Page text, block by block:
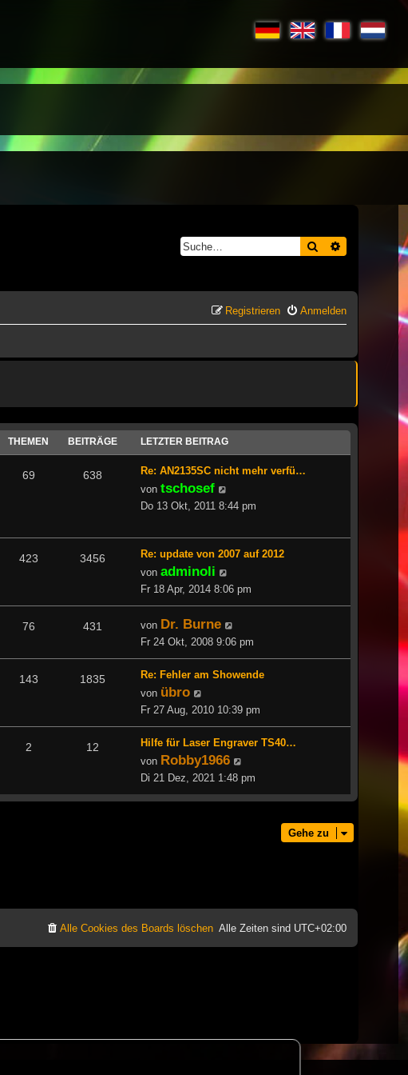
Suche Erweiterte
Anmelden
Registrieren
THEMEN BEITRÄGE LETZTER BEITRAG
69 638
Re: AN2135SC nicht mehr verfü…
von tschosef
Beitrag
Do 13 Okt, 2011 8:44 pm
423 3456
Re: update von 2007 auf 2012
von adminoli
Beitrag
Fr 18 Apr, 2014 8:06 pm
76 431 von Dr. Burne
Beitrag
Fr 24 Okt, 2008 9:06 pm
143 1835
Re: Fehler am Showende
von übro
Beitrag
Fr 27 Aug, 2010 10:39 pm
2 12
Hilfe für Laser Engraver TS40…
von Robby1966
Beitrag
Di 21 Dez, 2021 1:48 pm
Gehe zu
Alle Zeiten sind UTC+02:00
Alle Cookies des Boards löschen